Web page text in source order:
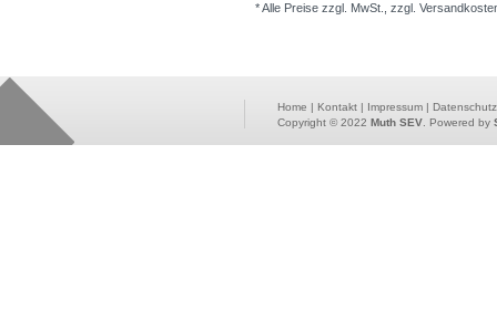
* Alle Preise zzgl. MwSt., zzgl.
Home | Kontakt | Impressum |
Copyright © 2022 Muth SEV . Powered by